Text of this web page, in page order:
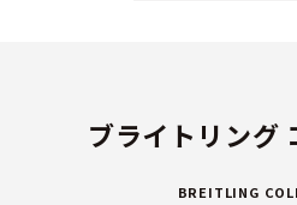
ブライトリング
BREITLING